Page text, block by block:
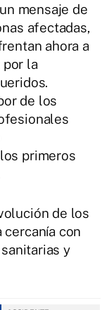
mensaje de
afectadas,
ahora a
la
de los
primeros
de los
con
y